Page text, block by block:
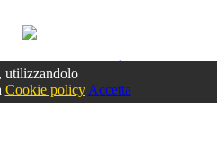
Accedioppure registrati
utilizzandolo
Cookie policy Accetta